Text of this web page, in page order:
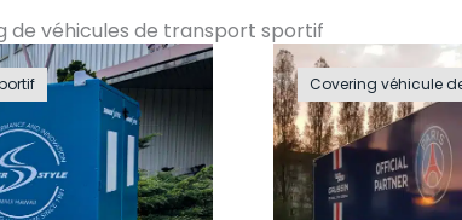
de véhicules de transport sportif
Covering véhicule